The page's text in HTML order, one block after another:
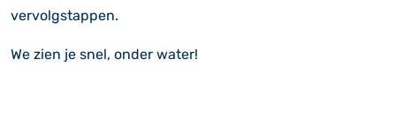
vervolgstappen.
We zien je snel, onder water!